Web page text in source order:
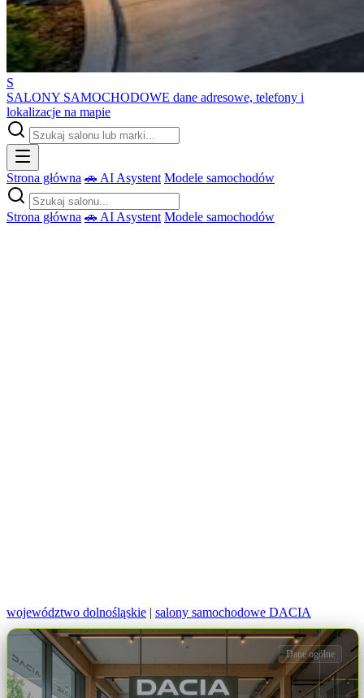
S
SALONY SAMOCHODOWE dane adresowe, telefony i
lokalizacje na mapie
Strona główna 🚗 AI Asystent Modele samochodów
Strona główna 🚗 AI Asystent Modele samochodów
województwo dolnośląskie | salony samochodowe DACIA
Dane ogólne